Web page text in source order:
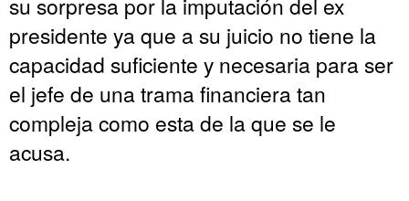
presidente ya que a su juicio no tiene la
capacidad suficiente y necesaria para ser
el jefe de una trama financiera tan
compleja como esta de la que se le
acusa.